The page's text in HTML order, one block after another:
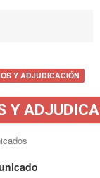
Y ADJUDICACIÓN
Y